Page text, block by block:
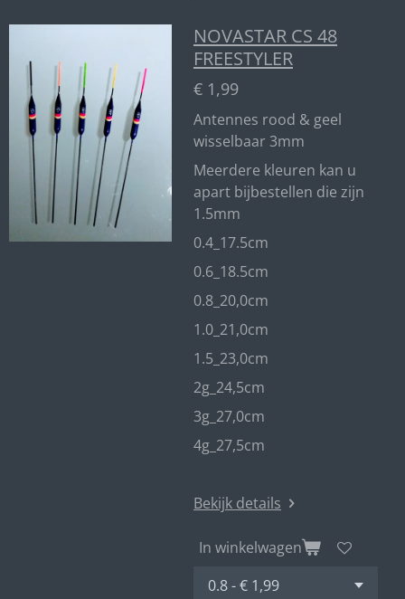
NOVASTAR CS 48
FREESTYLER
€ 1,99
Antennes rood & geel
wisselbaar 3mm
Meerdere kleuren kan u
apart bijbestellen die zijn
1.5mm
0.4_17.5cm
0.6_18.5cm
0.8_20,0cm
1.0_21,0cm
1.5_23,0cm
2g_24,5cm
3g_27,0cm
4g_27,5cm
Bekijk details
In winkelwagen